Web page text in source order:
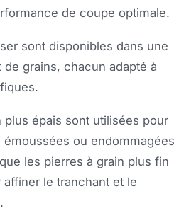
de coupe optimale.
sont disponibles dans une
grains, chacun adapté à
plus épais sont utilisées pour
ou endommagées
les pierres à grain plus fin
le tranchant et le